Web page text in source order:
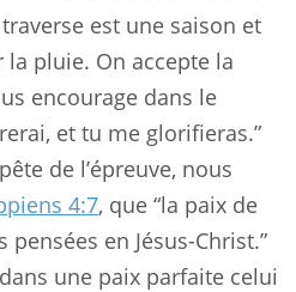
est une saison et
pluie. On accepte la
encourage dans le
et tu me glorifieras.”
de l’épreuve, nous
4:7, que “la paix de
en Jésus-Christ.”
une paix parfaite celui